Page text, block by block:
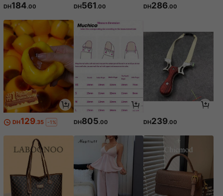
DH184.00 DH561 .00 DH286.00
DH129.35 -1% DH805.00 DH239.00